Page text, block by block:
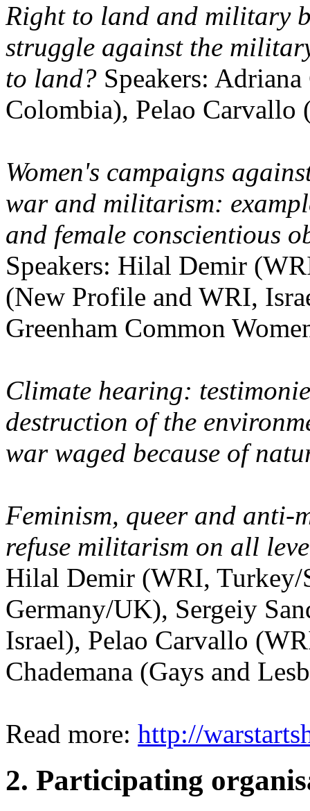
Right to land and military
struggle against the
to land? Speakers:
Colombia), Pelao Carvallo
Women's campaigns
war and militarism:
and female conscientious
Speakers: Hilal Demir
(New Profile and WRI,
Greenham Common
Climate hearing:
destruction of the
war waged because of
Feminism, queer and anti-
refuse militarism on all
Hilal Demir (WRI, Turkey/
Germany/UK), Sergeiy
Israel), Pelao Carvallo
Chademana (Gays and
Read more: http://
2. Participating